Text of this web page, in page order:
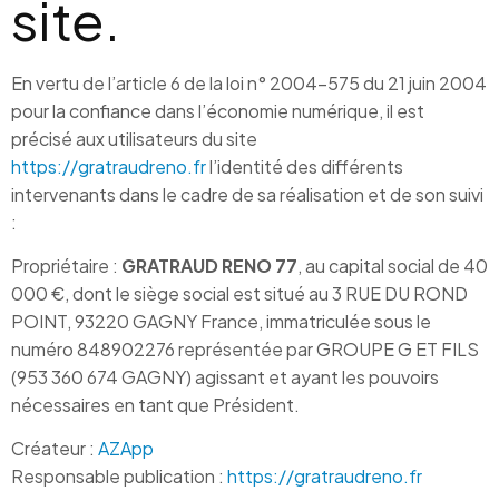
site.
En vertu de l’article 6 de la loi n° 2004-575 du 21 juin 2004
pour la confiance dans l’économie numérique, il est
précisé aux utilisateurs du site
https://gratraudreno.frl’identité des différents
intervenants dans le cadre de sa réalisation et de son suivi
:
Propriétaire : GRATRAUD RENO 77, au capital social de 40
000 €, dont le siège social est situé au 3 RUE DU ROND
POINT, 93220 GAGNY France, immatriculée sous le
numéro 848902276 représentée par GROUPE G ET FILS
(953 360 674 GAGNY) agissant et ayant les pouvoirs
nécessaires en tant que Président.
Créateur : AZApp
Responsable publication : https://gratraudreno.fr